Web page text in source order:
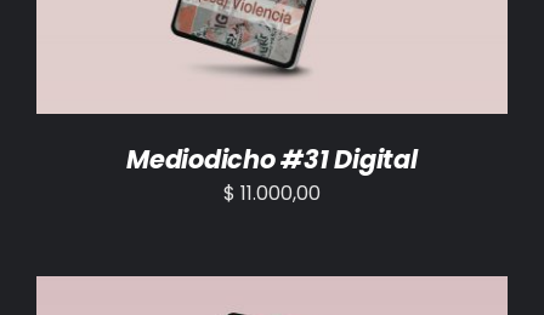
Mediodicho #31 Digital
$ 11.000,00